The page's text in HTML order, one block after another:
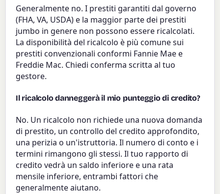
Generalmente no. I prestiti garantiti dal governo
(FHA, VA, USDA) e la maggior parte dei prestiti
jumbo in genere non possono essere ricalcolati.
La disponibilità del ricalcolo è più comune sui
prestiti convenzionali conformi Fannie Mae e
Freddie Mac. Chiedi conferma scritta al tuo
gestore.
Il ricalcolo danneggerà il mio punteggio di credito?
No. Un ricalcolo non richiede una nuova domanda
di prestito, un controllo del credito approfondito,
una perizia o un'istruttoria. Il numero di conto e i
termini rimangono gli stessi. Il tuo rapporto di
credito vedrà un saldo inferiore e una rata
mensile inferiore, entrambi fattori che
generalmente aiutano.